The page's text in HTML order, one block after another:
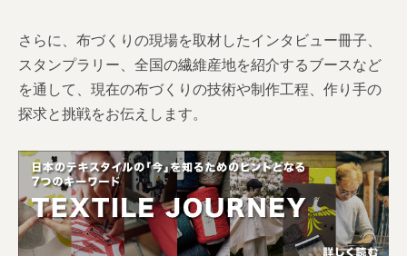
さらに、布づくりの現場を取材したインタビュー冊子、
スタンプラリー、全国の繊維産地を紹介するブースなど
を通して、現在の布づくりの技術や制作工程、作り手の
探求と挑戦をお伝えします。